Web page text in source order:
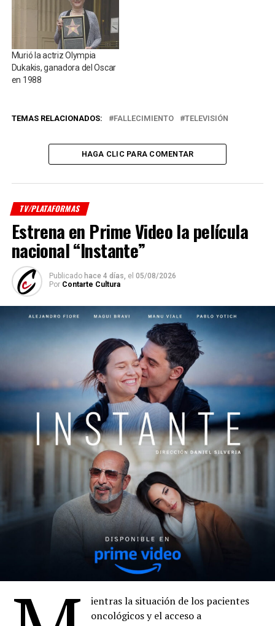
Murió la actriz Olympia
Dukakis, ganadora del Oscar
en 1988
TEMAS RELACIONADOS: FALLECIMIENTO TELEVISIÓN
HAGA CLIC PARA COMENTAR
TV/PLATAFORMAS
Estrena en Prime Video la película
nacional “Instante”
Publicado hace 4 días, el 05/08/2026
Por Contarte Cultura
ientras la situación de los pacientes
oncológicos y el acceso a